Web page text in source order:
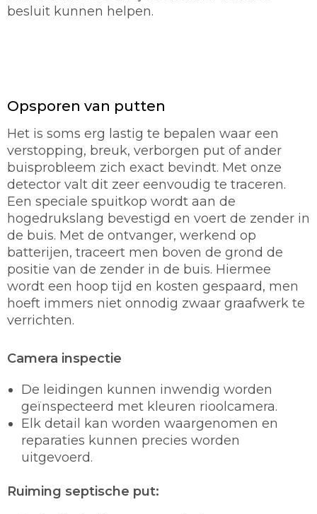
besluit kunnen helpen.
Opsporen van putten
Het is soms erg lastig te bepalen waar een
verstopping, breuk, verborgen put of ander
buisprobleem zich exact bevindt. Met onze
detector valt dit zeer eenvoudig te traceren.
Een speciale spuitkop wordt aan de
hogedrukslang bevestigd en voert de zender in
de buis. Met de ontvanger, werkend op
batterijen, traceert men boven de grond de
positie van de zender in de buis. Hiermee
wordt een hoop tijd en kosten gespaard, men
hoeft immers niet onnodig zwaar graafwerk te
verrichten.
Camera inspectie
De leidingen kunnen inwendig worden
geïnspecteerd met kleuren rioolcamera.
Elk detail kan worden waargenomen en
reparaties kunnen precies worden
uitgevoerd.
Ruiming septische put: